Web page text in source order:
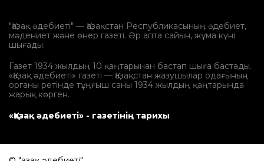
"Қазақ әдебиеті" — Қазақстан Республикасының әдебиет,
мәдениет және өнер газеті. Әр апта сайын, жұма күні
шығады.
Газет 1934 жылдың 10 қаңтарынан бастап шыға бастады.
«Қазақ әдебиеті» газеті — Қазақстан жазушылар одағының
органы ретінде тұңғыш саны 1934 жылдың қаңтарында
жарық көрген.
«Қазақ әдебиеті» - газетінің тарихы